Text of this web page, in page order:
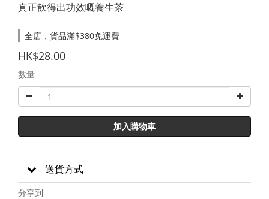
真正飲得出功效嘅養生茶
全店，貨品滿$380免運費
HK$28.00
數量
加入購物車
送貨方式
分享到